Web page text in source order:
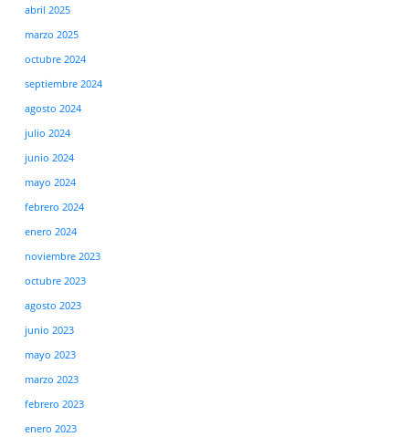
abril 2025
marzo 2025
octubre 2024
septiembre 2024
agosto 2024
julio 2024
junio 2024
mayo 2024
febrero 2024
enero 2024
noviembre 2023
octubre 2023
agosto 2023
junio 2023
mayo 2023
marzo 2023
febrero 2023
enero 2023